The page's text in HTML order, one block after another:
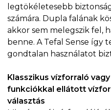
legtökéletesebb
számára. Dupla falának
akkor sem melegszik fel,
benne. A Tefal Sense így
gondtalan használatot
Klasszikus vízforraló
funkciókkal ellátott
választás